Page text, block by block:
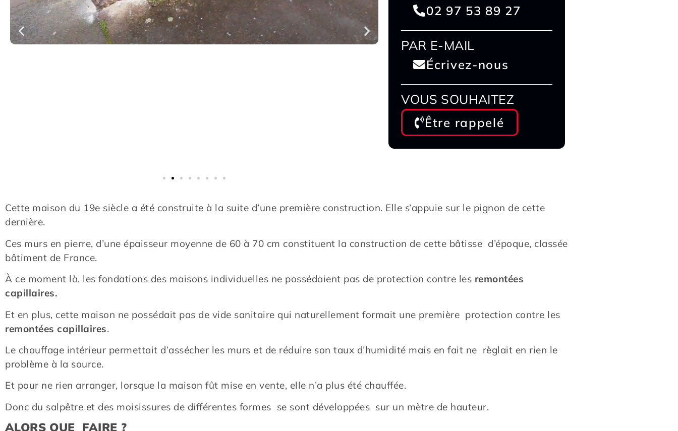
02 97 53 89 27
PAR E-MAIL
Écrivez-nous
VOUS SOUHAITEZ
Être rappelé
Cette maison du 19e siècle a été construite à la suite d’une première construction. Elle s’appuie sur le pignon de cette
dernière.
Ces murs en pierre, d’une épaisseur moyenne de 60 à 70 cm constituent la construction de cette bâtisse d’époque, classée
bâtiment de France.
À ce moment là, les fondations des maisons individuelles ne possédaient pas de protection contre les remontées
capillaires.
Et en plus, cette maison ne possédait pas de vide sanitaire qui naturellement formait une première protection contre les
remontées capillaires.
Le chauffage intérieur permettait d’assécher les murs et de réduire son taux d’humidité mais en fait ne règlait en rien le
problème à la source.
Et pour ne rien arranger, lorsque la maison fût mise en vente, elle n’a plus été chauffée.
Donc du salpêtre et des moisissures de différentes formes se sont développées sur un mètre de hauteur.
ALORS QUE FAIRE ?